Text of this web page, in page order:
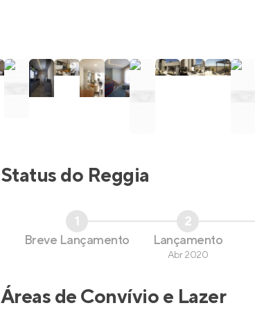
Status do Reggia
1
Breve Lançamento
2
Lançamento
Abr 2020
Áreas de Convívio e Lazer